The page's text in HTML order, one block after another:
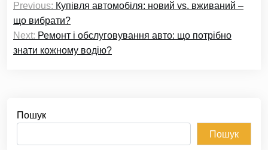
записів
Previous: Купівля автомобіля: новий vs. вживаний –
що вибрати?
Next: Ремонт і обслуговування авто: що потрібно
знати кожному водію?
Пошук
Пошук